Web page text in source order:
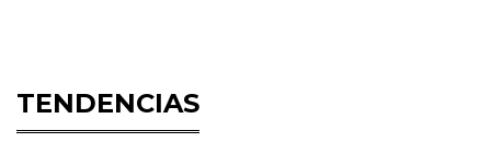
TENDENCIAS